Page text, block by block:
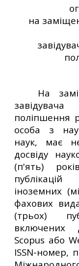
на
На
поліпшення
особа з
наук, має
досвіду
(п'ять)
іноземних
фахових
(трьох)
включених
Scopus або
ISSN-номер,